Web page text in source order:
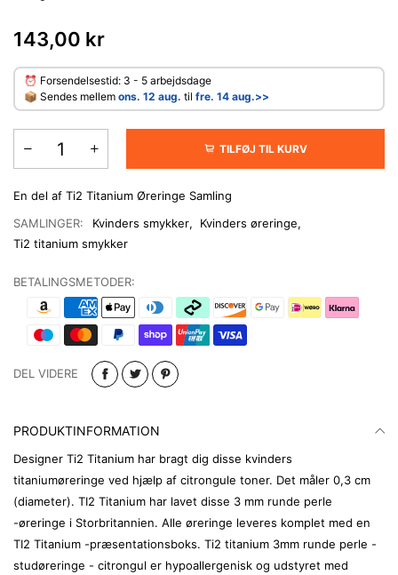
143,00 kr
⏰ Forsendelsestid: 3 - 5 arbejdsdage
​📦 Sendes mellem ons. 12 aug. til fre. 14 aug.>>
TILFØJ TIL KURV
En del af Ti2 Titanium Øreringe Samling
SAMLINGER:
Kvinders smykker, Kvinders øreringe,
Ti2 titanium smykker
BETALINGSMETODER:
DEL VIDERE
PRODUKTINFORMATION
Designer Ti2 Titanium har bragt dig disse kvinders
titaniumøreringe ved hjælp af citrongule toner. Det måler 0,3 cm
(diameter). TI2 Titanium har lavet disse 3 mm runde perle
-øreringe i Storbritannien. Alle øreringe leveres komplet med en
TI2 Titanium -præsentationsboks. Ti2 titanium 3mm runde perle -
studøreringe - citrongul er hypoallergenisk og udstyret med